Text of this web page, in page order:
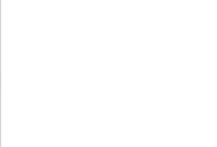
à mes favoris